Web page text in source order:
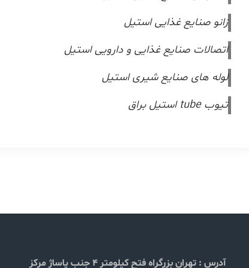
زانو صنایع غذایی استیل
اتصالات صنایع غذایی و دارویی استیل
لوله های صنایع شیری استیل
تیوب tube استیل براق
آدرس : تهران بزرگراه فتح کیلومتر 4 جنب پاساژ مرکز